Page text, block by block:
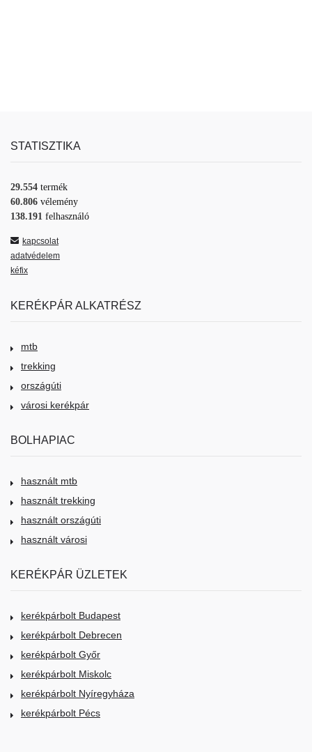
STATISZTIKA
29.554 termék
60.806 vélemény
138.191 felhasználó
kapcsolat
adatvédelem
kéfix
KERÉKPÁR ALKATRÉSZ
mtb
trekking
országúti
városi kerékpár
BOLHAPIAC
használt mtb
használt trekking
használt országúti
használt városi
KERÉKPÁR ÜZLETEK
kerékpárbolt Budapest
kerékpárbolt Debrecen
kerékpárbolt Győr
kerékpárbolt Miskolc
kerékpárbolt Nyíregyháza
kerékpárbolt Pécs